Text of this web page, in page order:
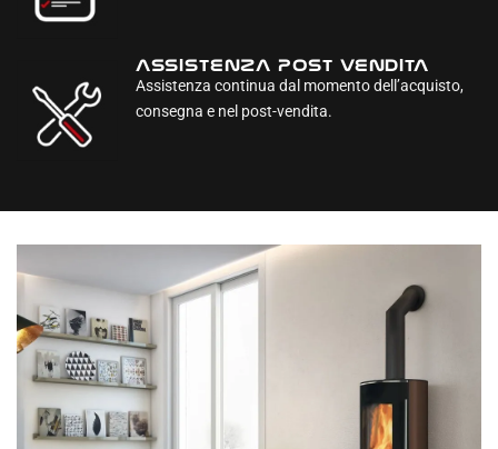
ASSISTENZA POST VENDITA
Assistenza continua dal momento dell’acquisto,
consegna e nel post-vendita.